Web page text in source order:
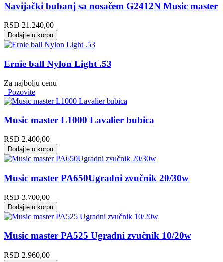
Navijački bubanj sa nosačem G2412N Music master
RSD 21.240,00
Dodajte u korpu
Ernie ball Nylon Light .53
Za najbolju cenu
Pozovite
Music master L1000 Lavalier bubica
RSD 2.400,00
Dodajte u korpu
Music master PA650Ugradni zvučnik 20/30w
RSD 3.700,00
Dodajte u korpu
Music master PA525 Ugradni zvučnik 10/20w
RSD 2.960,00